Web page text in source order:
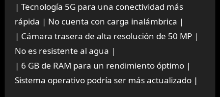
| Tecnología 5G para una conectividad más
rápida | No cuenta con carga inalámbrica |
| Cámara trasera de alta resolución de 50 MP |
No es resistente al agua |
| 6 GB de RAM para un rendimiento óptimo |
Sistema operativo podría ser más actualizado |